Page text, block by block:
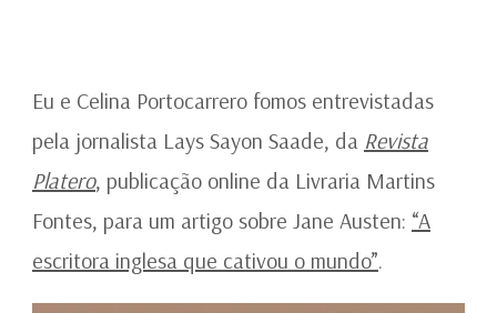
Eu e Celina Portocarrero fomos entrevistadas
pela jornalista Lays Sayon Saade, da Revista
Platero, publicação online da Livraria Martins
Fontes, para um artigo sobre Jane Austen: “A
escritora inglesa que cativou o mundo”.